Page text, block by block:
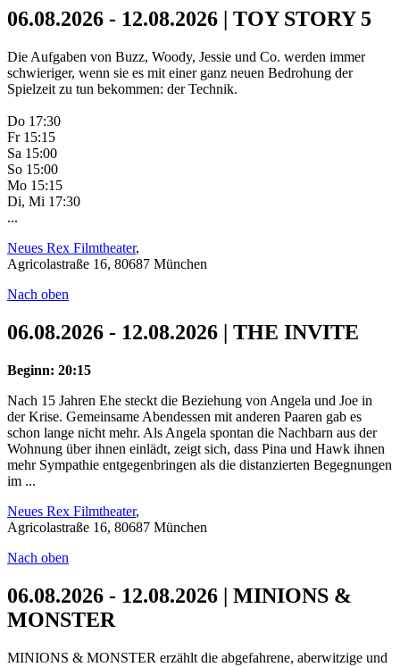
06.08.2026 - 12.08.2026 | TOY STORY 5
Die Aufgaben von Buzz, Woody, Jessie und Co. werden immer
schwieriger, wenn sie es mit einer ganz neuen Bedrohung der
Spielzeit zu tun bekommen: der Technik.
Do 17:30
Fr 15:15
Sa 15:00
So 15:00
Mo 15:15
Di, Mi 17:30
...
Neues Rex Filmtheater,
Agricolastraße 16, 80687 München
Nach oben
06.08.2026 - 12.08.2026 | THE INVITE
Beginn: 20:15
Nach 15 Jahren Ehe steckt die Beziehung von Angela und Joe in
der Krise. Gemeinsame Abendessen mit anderen Paaren gab es
schon lange nicht mehr. Als Angela spontan die Nachbarn aus der
Wohnung über ihnen einlädt, zeigt sich, dass Pina und Hawk ihnen
mehr Sympathie entgegenbringen als die distanzierten Begegnungen
im ...
Neues Rex Filmtheater,
Agricolastraße 16, 80687 München
Nach oben
06.08.2026 - 12.08.2026 | MINIONS &
MONSTER
MINIONS & MONSTER erzählt die abgefahrene, aberwitzige und